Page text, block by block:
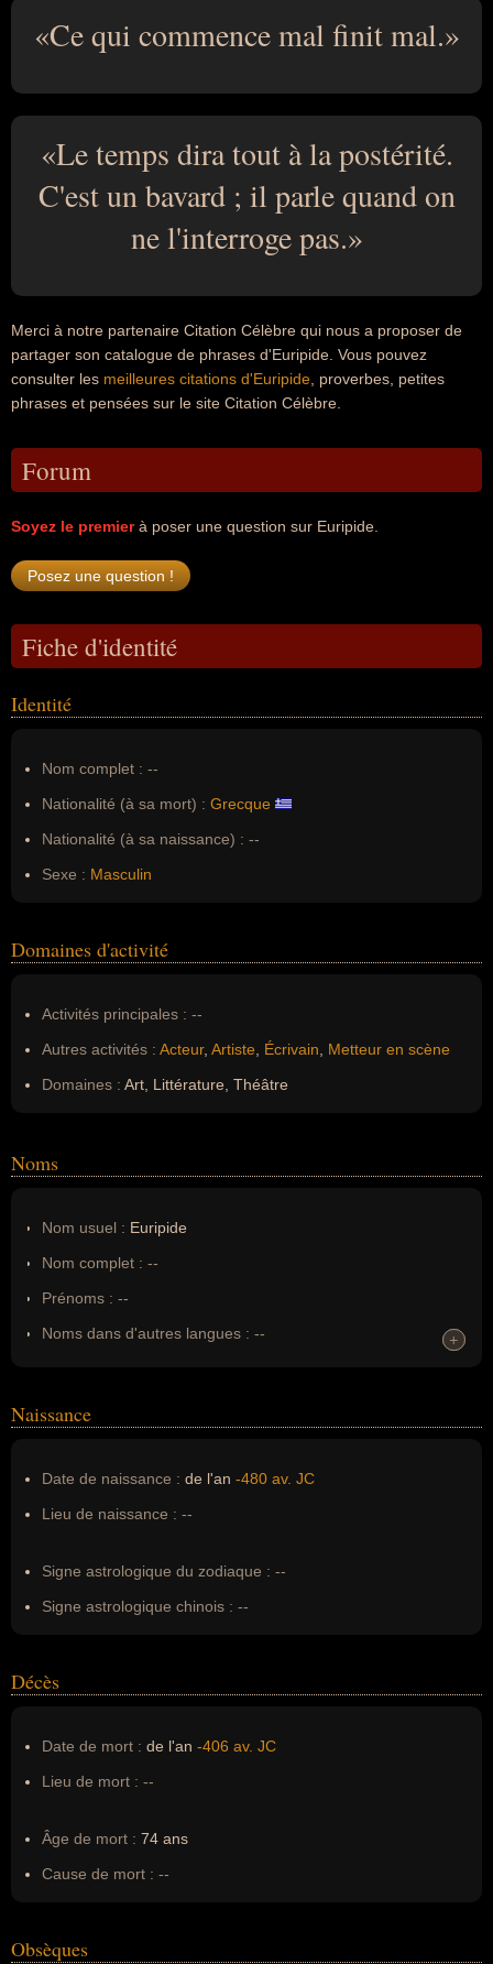
Ce qui commence mal finit mal.
Le temps dira tout à la postérité.
C'est un bavard ; il parle quand on
ne l'interroge pas.
Merci à notre partenaire Citation Célèbre qui nous a proposer de
partager son catalogue de phrases d'Euripide. Vous pouvez
consulter les meilleures citations d'Euripide , proverbes, petites
phrases et pensées sur le site Citation Célèbre.
Forum
Soyez le premierà poser une question sur Euripide.
Fiche d'identité
Identité
Nom complet : --
Nationalité (à sa mort) : Grecque
Nationalité (à sa naissance) : --
Sexe : Masculin
Domaines d'activité
Activités principales : --
Autres activités : Acteur, Artiste Écrivain
Metteur en scène
Domaines : Art, Littérature, Théâtre
Noms
Nom usuel : Euripide
Nom complet : --
Prénoms : --
Noms dans d'autres langues : --
Nom de famille :Euripide
+
+
Naissance
Date de naissance : de l'an -480 av. JC
Lieu de naissance : --
Signe astrologique du zodiaque : --
Signe astrologique chinois : --
Décès
Date de mort : de l'an -406 av. JC
Lieu de mort : --
Âge de mort : 74 ans
Cause de mort : --
Obsèques